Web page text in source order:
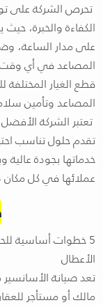
تحرص الشركة على
الكفاءة والخبرة،
على مدار الساعة،
المصاعد في أي وقت
قطع الغيار
المصاعد وتأمين
تعتبر الشركة
تقدم حلول تناسب
خدماتها بجودة
عملائها في كل مكان
5 خطوات أساسية
الأعطال
تعد صيانة
مالك أو مستأجر